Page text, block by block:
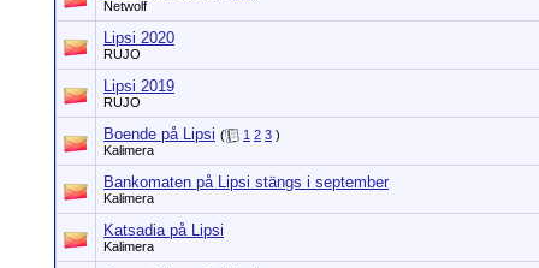
Netwolf
Lipsi 2020
RUJO
Lipsi 2019
RUJO
Boende på Lipsi ( 1 2 3 )
Kalimera
Bankomaten på Lipsi stängs i september
Kalimera
Katsadia på Lipsi
Kalimera